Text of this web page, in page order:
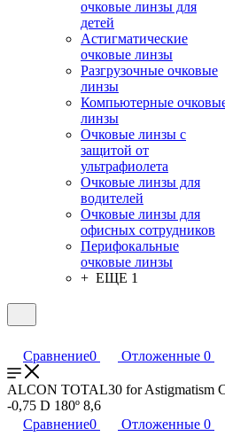
очковые линзы для
детей
Астигматические
очковые линзы
Разгрузочные очковые
линзы
Компьютерные
линзы
Очковые линзы с
защитой от
ультрафиолета
Очковые линзы для
водителей
Очковые линзы для
офисных сотрудников
Перифокальные
очковые линзы
+ ЕЩЕ 1
Сравнение0 Отложенные 0
ALCON TOTAL30 for Astigmatism
-0,75 D 180º 8,6
Сравнение0 Отложенные 0